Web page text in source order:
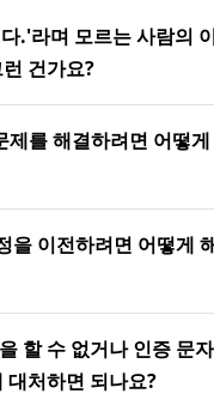
.'라며 모르는 사람의
건가요?
제를 해결하려면 어떻
을 이전하려면 어떻게
할 수 없거나 인증 문
대처하면 되나요?